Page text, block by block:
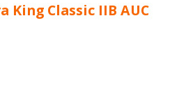
King Classic IIB AUC